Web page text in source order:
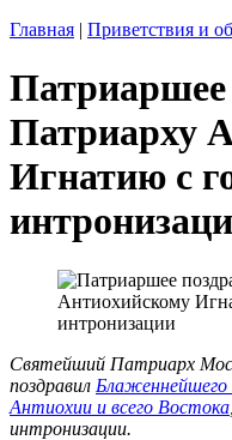
Главная | Приветствия и
Патриаршее
Патриарху
Игнатию с
Святейший Патриарх
поздравил
Антиохии и всего Востока
интронизации.